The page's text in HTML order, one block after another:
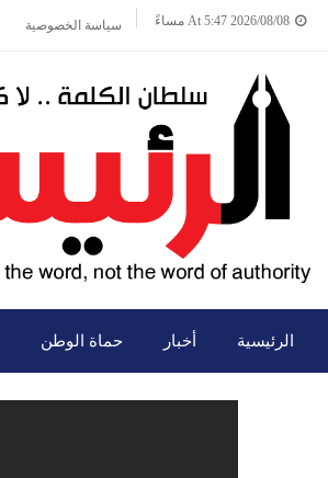
2026/08/08 At 5:47 مساءً سياسة الخصوصية
الرئيسية أخبار حماة الوطن